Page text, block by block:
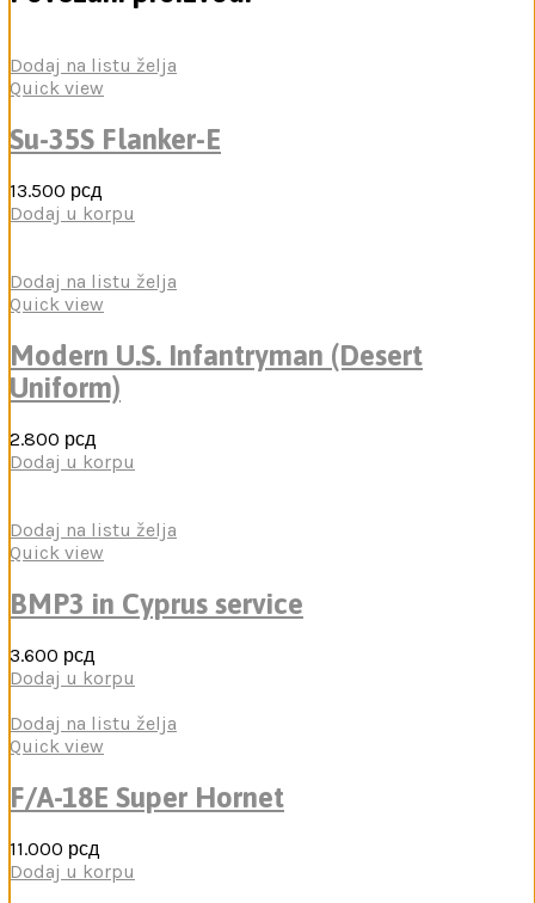
Dodaj na listu želja
Quick view
Su-35S Flanker-E
13.500 рсд
Dodaj u korpu
Dodaj na listu želja
Quick view
Modern U.S. Infantryman (Desert
Uniform)
2.800 рсд
Dodaj u korpu
Dodaj na listu želja
Quick view
BMP3 in Cyprus service
3.600 рсд
Dodaj u korpu
Dodaj na listu želja
Quick view
F/A-18E Super Hornet
11.000 рсд
Dodaj u korpu